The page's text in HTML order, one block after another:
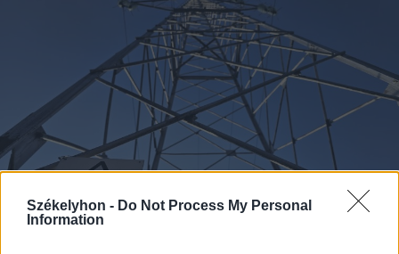
Székelyhon - Do Not Process My Personal
Information